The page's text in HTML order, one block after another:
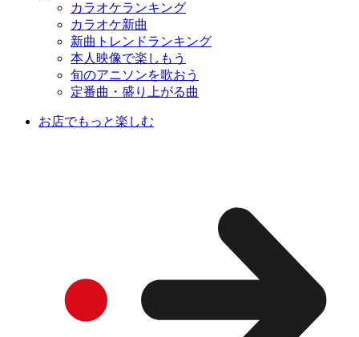
カラオケランキング
カラオケ新曲
新曲トレンドランキング
本人映像で楽しもう
旬のアニソンを歌おう
定番曲・盛り上がる曲
お店でもっと楽しむ